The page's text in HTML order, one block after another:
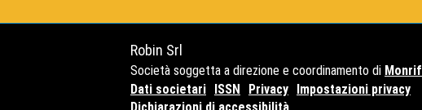
Robin Srl
Società soggetta a direzione e coordinamento di Monrif
Dati societari ISSN Privacy Impostazioni privacy